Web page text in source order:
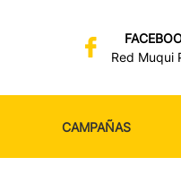
Red Muqui
CAMPAÑAS